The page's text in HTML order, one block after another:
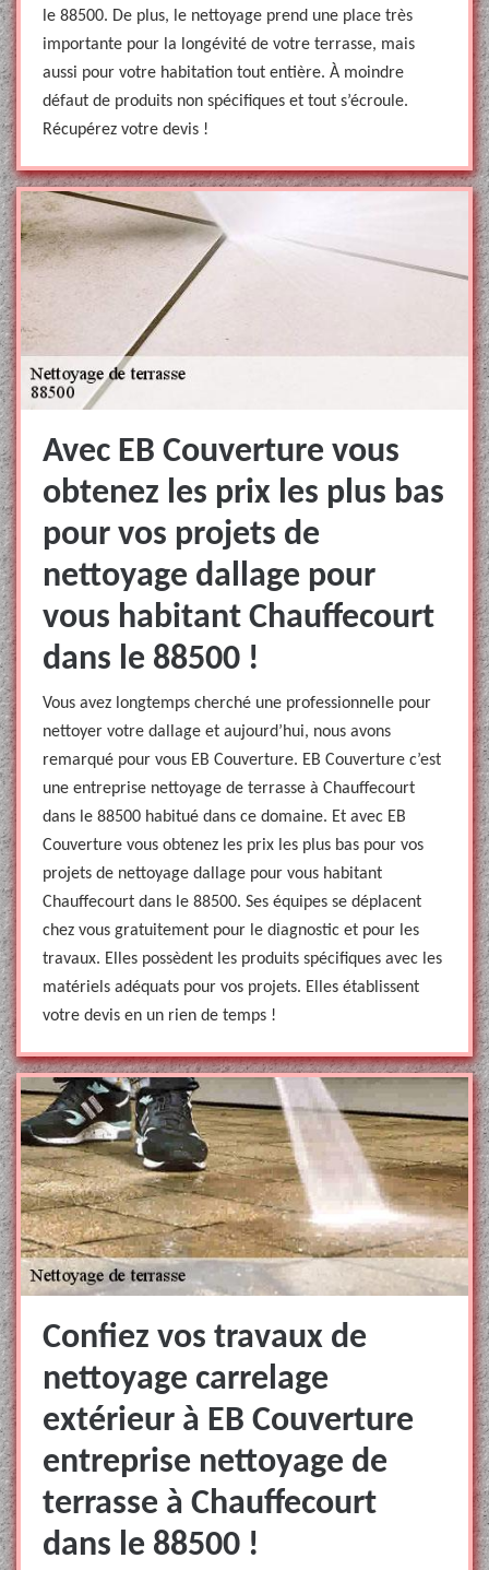
le 88500. De plus, le nettoyage prend une place très
importante pour la longévité de votre terrasse, mais
aussi pour votre habitation tout entière. À moindre
défaut de produits non spécifiques et tout s’écroule.
Récupérez votre devis !
Avec EB Couverture vous
obtenez les prix les plus bas
pour vos projets de
nettoyage dallage pour
vous habitant Chauffecourt
dans le 88500 !
Vous avez longtemps cherché une professionnelle pour
nettoyer votre dallage et aujourd’hui, nous avons
remarqué pour vous EB Couverture. EB Couverture c’est
une entreprise nettoyage de terrasse à Chauffecourt
dans le 88500 habitué dans ce domaine. Et avec EB
Couverture vous obtenez les prix les plus bas pour vos
projets de nettoyage dallage pour vous habitant
Chauffecourt dans le 88500. Ses équipes se déplacent
chez vous gratuitement pour le diagnostic et pour les
travaux. Elles possèdent les produits spécifiques avec les
matériels adéquats pour vos projets. Elles établissent
votre devis en un rien de temps !
Confiez vos travaux de
nettoyage carrelage
extérieur à EB Couverture
entreprise nettoyage de
terrasse à Chauffecourt
dans le 88500 !